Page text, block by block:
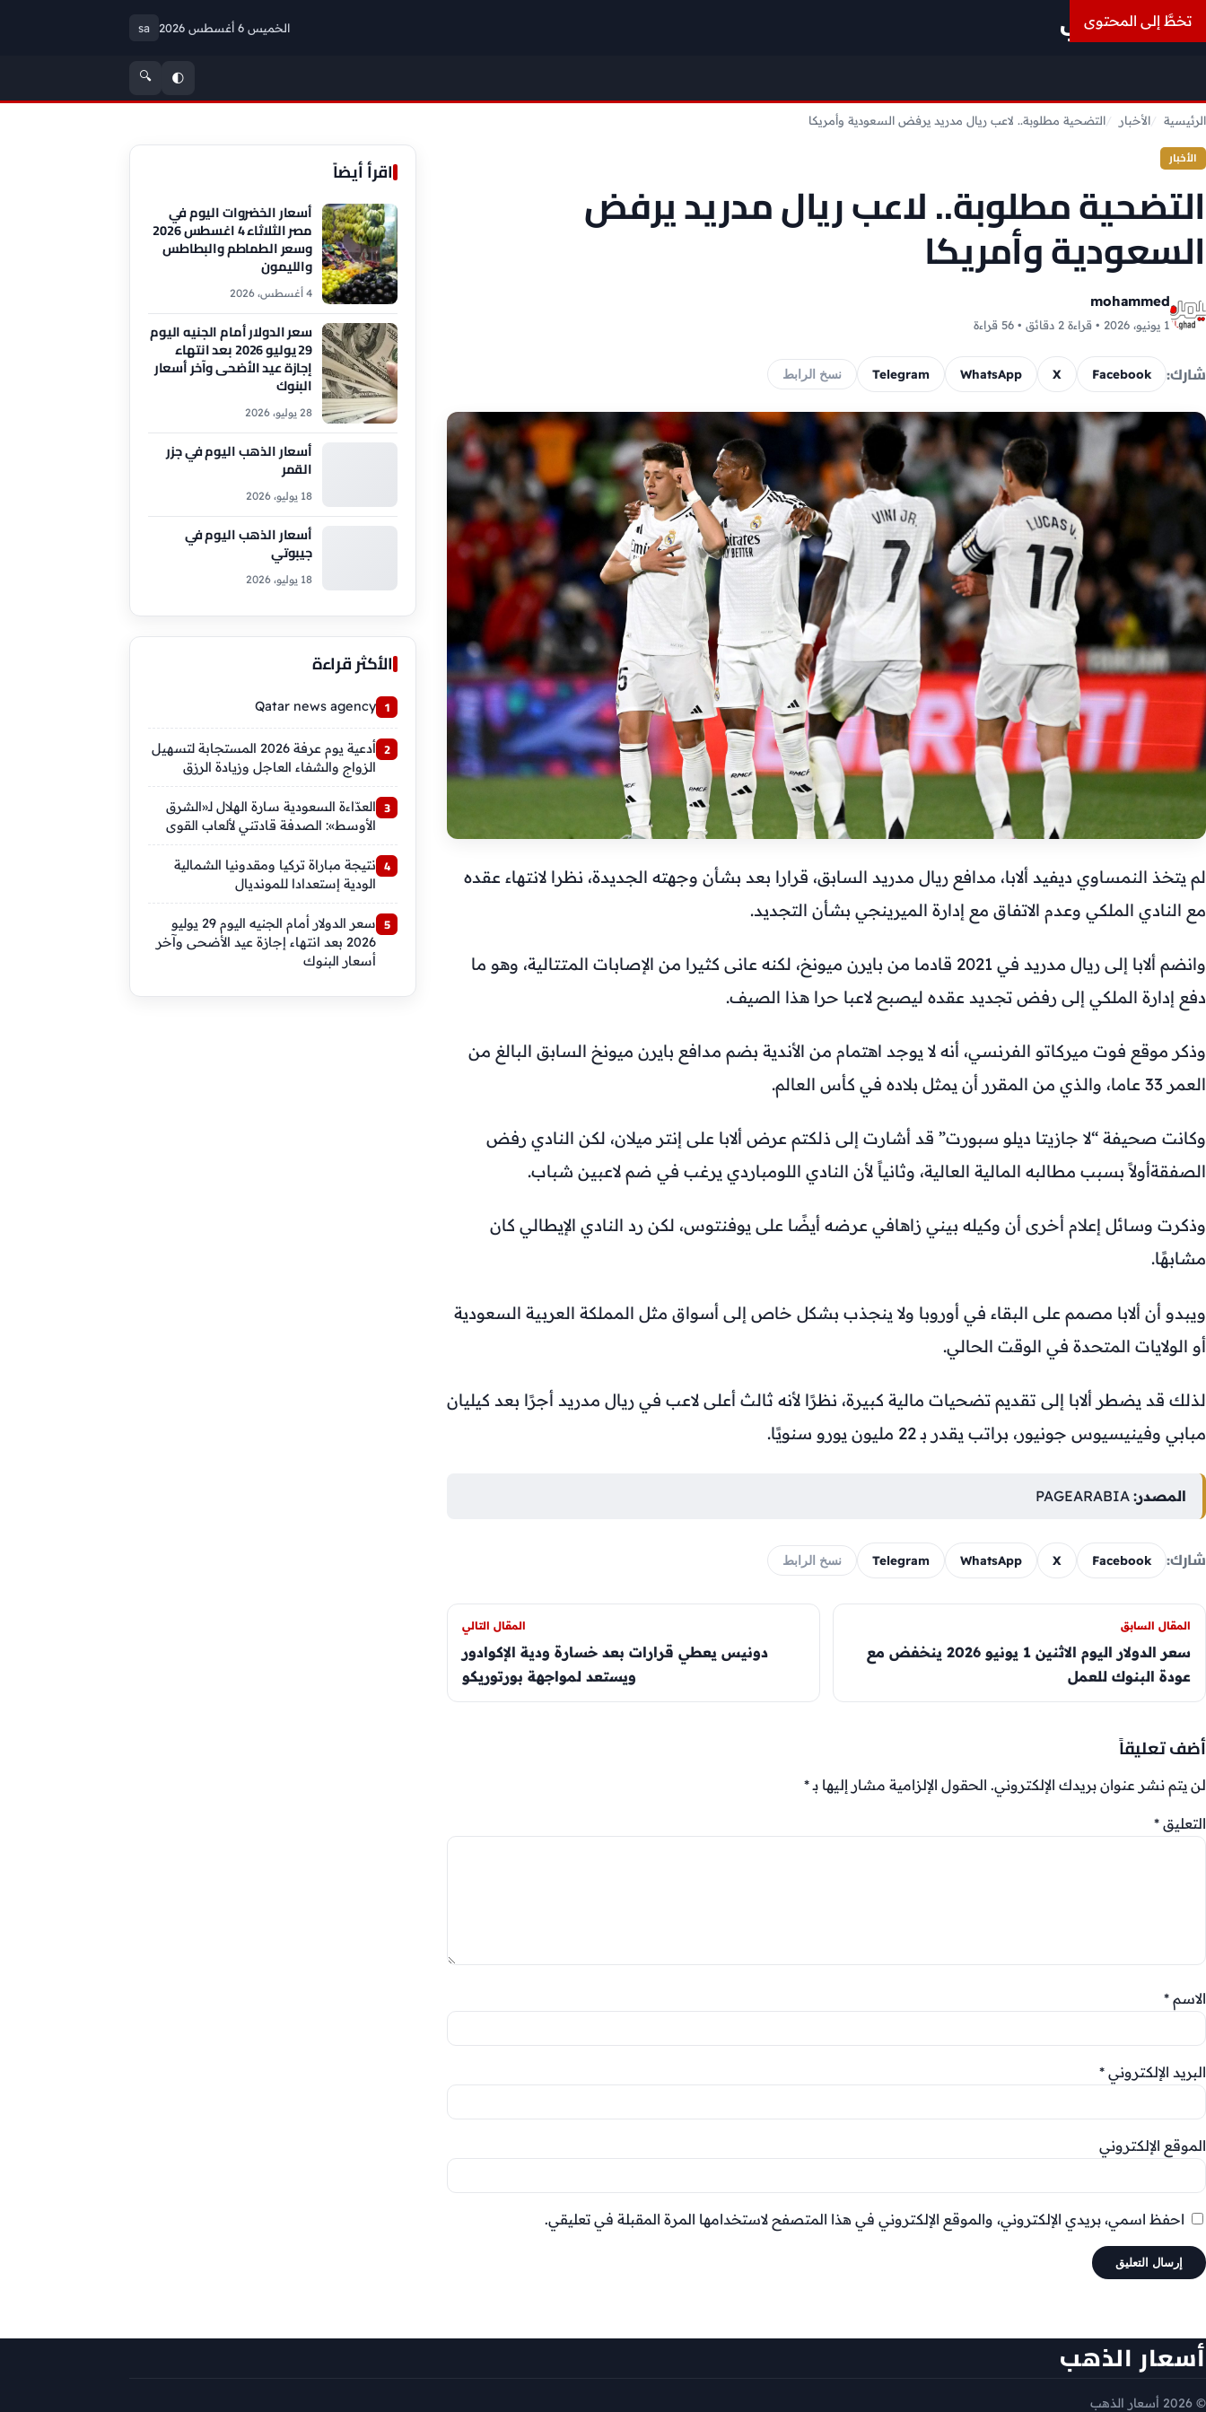
تخطَّ إلى المحتوى
أسعار الذهب الخميس 6 أغسطس 2026 sa
🌓
🔍
الرئيسية الأخبار التضحية مطلوبة.. لاعب ريال مدريد يرفض السعودية وأمريكا
الأخبار
التضحية مطلوبة.. لاعب ريال مدريد يرفض
السعودية وأمريكا
mohammed
1 يونيو، 2026 • قراءة 2 دقائق • 56 قراءة
شارك: Facebook
X
WhatsApp
Telegram نسخ الرابط
لم يتخذ النمساوي ديفيد ألابا، مدافع ريال مدريد السابق، قرارا بعد بشأن وجهته الجديدة، نظرا لانتهاء عقده
مع النادي الملكي وعدم الاتفاق مع إدارة الميرينجي بشأن التجديد.
وانضم ألابا إلى ريال مدريد في 2021 قادما من بايرن ميونخ، لكنه عانى كثيرا من الإصابات المتتالية، وهو ما
دفع إدارة الملكي إلى رفض تجديد عقده ليصبح لاعبا حرا هذا الصيف.
وذكر موقع فوت ميركاتو الفرنسي، أنه لا يوجد اهتمام من الأندية بضم مدافع بايرن ميونخ السابق البالغ من
العمر 33 عاما، والذي من المقرر أن يمثل بلاده في كأس العالم.
وكانت صحيفة “لا جازيتا ديلو سبورت” قد أشارت إلى ذلكتم عرض ألابا على إنتر ميلان، لكن النادي رفض
الصفقةأولاً بسبب مطالبه المالية العالية، وثانياً لأن النادي اللومباردي يرغب في ضم لاعبين شباب.
وذكرت وسائل إعلام أخرى أن وكيله بيني زاهافي عرضه أيضًا على يوفنتوس، لكن رد النادي الإيطالي كان
مشابهًا.
ويبدو أن ألابا مصمم على البقاء في أوروبا ولا ينجذب بشكل خاص إلى أسواق مثل المملكة العربية السعودية
أو الولايات المتحدة في الوقت الحالي.
لذلك قد يضطر ألابا إلى تقديم تضحيات مالية كبيرة، نظرًا لأنه ثالث أعلى لاعب في ريال مدريد أجرًا بعد كيليان
مبابي وفينيسيوس جونيور، براتب يقدر بـ 22 مليون يورو سنويًا.
المصدر:
شارك: Facebook
X
WhatsApp
Telegram نسخ الرابط
المقال السابق
سعر الدولار اليوم الاثنين 1 يونيو 2026 ينخفض مع
عودة البنوك للعمل
المقال التالي
دونيس يعطي قرارات بعد خسارة ودية الإكوادور
ويستعد لمواجهة بورتوريكو
أضف تعليقاً
لن يتم نشر عنوان بريدك الإلكتروني. الحقول الإلزامية مشار إليها بـ*
التعليق *
الاسم *
البريد الإلكتروني *
الموقع الإلكتروني
احفظ اسمي، بريدي الإلكتروني، والموقع الإلكتروني في هذا المتصفح لاستخدامها المرة المقبلة في تعليقي.
اقرأ أيضاً
أسعار الخضروات اليوم في
مصر الثلاثاء 4 اغسطس 2026
وسعر الطماطم والبطاطس
والليمون
4 أغسطس، 2026
سعر الدولار أمام الجنيه اليوم
29 يوليو 2026 بعد انتهاء
إجازة عيد الأضحى وآخر أسعار
البنوك
28 يوليو، 2026
أسعار الذهب اليوم في جزر
القمر
18 يوليو، 2026
أسعار الذهب اليوم في
جيبوتي
18 يوليو، 2026
الأكثر قراءة
Qatar news agency
أدعية يوم عرفة 2026 المستجابة لتسهيل
الزواج والشفاء العاجل وزيادة الرزق
العدّاءة السعودية سارة الهلال لـ«الشرق
الأوسط»: الصدفة قادتني لألعاب القوى
نتيجة مباراة تركيا ومقدونيا الشمالية
الودية إستعدادا للمونديال
سعر الدولار أمام الجنيه اليوم 29 يوليو
2026 بعد انتهاء إجازة عيد الأضحى وآخر
أسعار البنوك
أسعار الذهب
© 2026 أسعار الذهب